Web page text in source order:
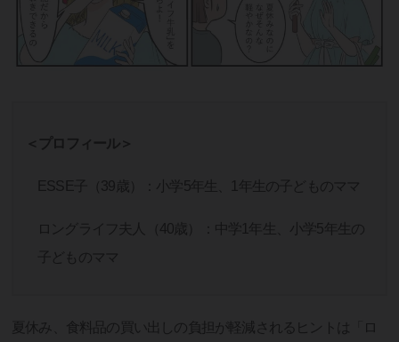
夏休み、食料品の買い出しの負担が軽減されるヒントは「ロ